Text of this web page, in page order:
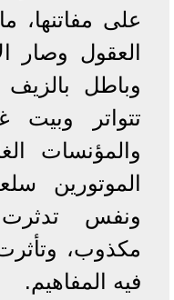
على مفاتنها،
العقول وصار
وباطل بالزيف
تتواتر
والمؤنسات
الموتورين
ونفس
مكذوب،
فيه المفاهيم.